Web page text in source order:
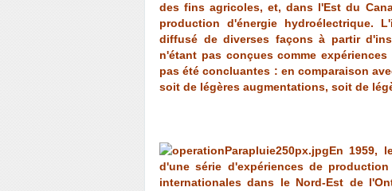
des fins agricoles, et, dans l'Est du
production d'énergie hydroélectrique.
diffusé de diverses façons à partir
n'étant pas conçues comme
pas été concluantes : en comparaison
soit de légères augmentations, soit de
En 1959,
d'une série d'expériences de
internationales dans le Nord-Est de